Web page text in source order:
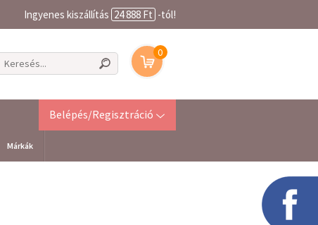
Ingyenes kiszállítás 24 888 Ft -tól!
0
Belépés/Regisztráció
Márkák